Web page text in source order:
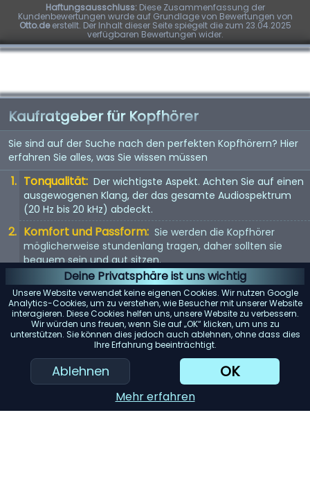
Deine Privatsphäre ist uns wichtig
Unsere Website verwendet keine eigenen Cookies. Wir nutzen Google
Analytics-Cookies, um zu verstehen, wie Besucher mit unserer Website
interagieren. Diese Cookies helfen uns, unsere Website zu verbessern.
Wir würden uns freuen, wenn Sie auf „OK“ klicken, um uns zu
unterstützen. Sie können dies jedoch auch ablehnen, ohne dass dies
Ihre Erfahrung beeinträchtigt.
Ablehnen OK
Mehr erfahren
Haftungsausschluss:Diese Zusammenfassung der
Kundenbewertungen wurde auf Grundlage von Bewertungen von
Otto.deerstellt. Der Inhalt dieser Seite spiegelt die zum 23.04.2025
verfügbaren Bewertungen wider.
Kaufratgeber für Kopfhörer
Sie sind auf der Suche nach den perfekten Kopfhörern? Hier
erfahren Sie alles, was Sie wissen müssen
Tonqualität: Der wichtigste Aspekt. Achten Sie auf einen
ausgewogenen Klang, der das gesamte Audiospektrum
(20 Hz bis 20 kHz) abdeckt.
Komfort und Passform: Sie werden die Kopfhörer
möglicherweise stundenlang tragen, daher sollten sie
bequem sein und gut sitzen.
Kopfhörertyp: In-Ear, On-Ear oder Over-Ear? Jeder Typ
hat seine Vor- und Nachteile. Wählen Sie entsprechend
Ihren Vorlieben.
Mit Kabel oder kabellos: Kabellose Kopfhörer bieten
Bewegungsfreiheit, aber kabelgebundene Kopfhörer
bieten in der Regel eine bessere Tonqualität.
KI-Einkaufsassistent